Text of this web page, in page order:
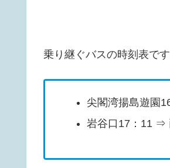
乗り継ぐバスの時刻表です
尖閣湾揚島遊園
岩谷口17：11 ⇒